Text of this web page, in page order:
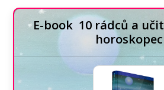
E-book 10 rádců a